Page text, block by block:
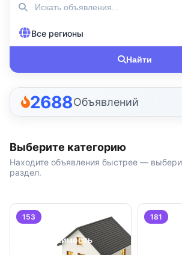
Все регионы
Найти
2688Объявлений
Выберите категорию
Находите объявления быстрее —
раздел.
153
Недвижимость
181